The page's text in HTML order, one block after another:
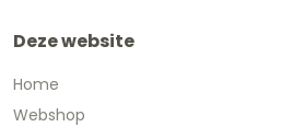
Deze website
Home
Webshop